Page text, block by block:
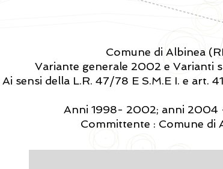
Comune di Albinea
Variante generale 2002 e Varianti
Ai sensi della L.R. 47/78 E S.M.E I. e art.
Anni 1998- 2002; anni 2004
Committente : Comune di